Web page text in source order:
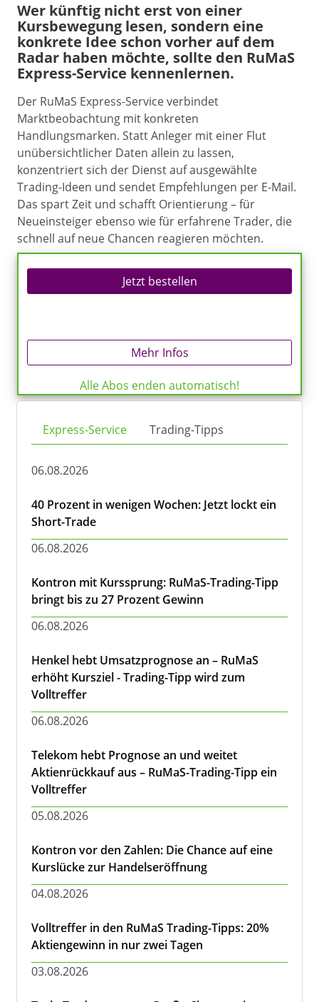
Wer künftig nicht erst von einer
Kursbewegung lesen, sondern eine
konkrete Idee schon vorher auf dem
Radar haben möchte, sollte den RuMaS
Express-Service kennenlernen.
Der RuMaS Express-Service verbindet
Marktbeobachtung mit konkreten
Handlungsmarken. Statt Anleger mit einer Flut
unübersichtlicher Daten allein zu lassen,
konzentriert sich der Dienst auf ausgewählte
Trading-Ideen und sendet Empfehlungen per E-Mail.
Das spart Zeit und schafft Orientierung – für
Neueinsteiger ebenso wie für erfahrene Trader, die
schnell auf neue Chancen reagieren möchten.
Jetzt bestellen
Mehr Infos
Alle Abos enden automatisch!
Express-Service Trading-Tipps
06.08.2026
40 Prozent in wenigen Wochen: Jetzt lockt ein
Short-Trade
06.08.2026
Kontron mit Kurssprung: RuMaS-Trading-Tipp
bringt bis zu 27 Prozent Gewinn
06.08.2026
Henkel hebt Umsatzprognose an – RuMaS
erhöht Kursziel - Trading-Tipp wird zum
Volltreffer
06.08.2026
Telekom hebt Prognose an und weitet
Aktienrückkauf aus – RuMaS-Trading-Tipp ein
Volltreffer
05.08.2026
Kontron vor den Zahlen: Die Chance auf eine
Kurslücke zur Handelseröffnung
04.08.2026
Volltreffer in den RuMaS Trading-Tipps: 20%
Aktiengewinn in nur zwei Tagen
03.08.2026